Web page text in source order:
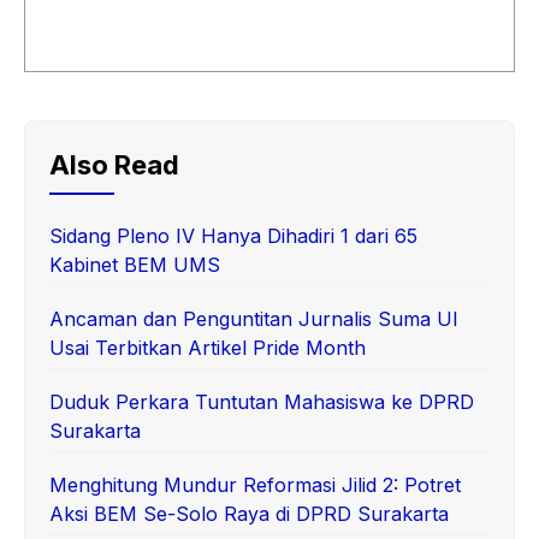
Also Read
Sidang Pleno IV Hanya Dihadiri 1 dari 65
Kabinet BEM UMS
Ancaman dan Penguntitan Jurnalis Suma UI
Usai Terbitkan Artikel Pride Month
Duduk Perkara Tuntutan Mahasiswa ke DPRD
Surakarta
Menghitung Mundur Reformasi Jilid 2: Potret
Aksi BEM Se-Solo Raya di DPRD Surakarta